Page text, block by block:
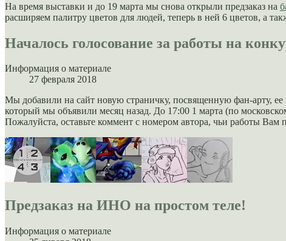
На время выставки и до 19 марта мы снова открыли предзаказ на
расширяем палитру цветов для людей, теперь в ней 6 цветов, а
Началось голосование за работы на
Информация о материале
27 февраля 2018
Мы добавили на сайт новую страничку, посвященную фан-арту,
который мы объявили месяц назад. До 17:00 1 марта (по
Пожалуйста, оставьте коммент с номером автора, чьи работы Вам
Предзаказ на ИНО на простом теле!
Информация о материале